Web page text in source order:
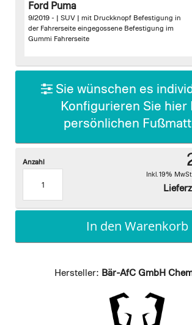
beginning
gallery
Ford Puma
9/2019 - | SUV | mit Druckknopf Befestigung in
der Fahrerseite eingegossene Befestigung im
Gummi Fahrerseite
Sie wünschen es
Konfigurieren Sie hier
persönlichen
Inkl. 19% MwSt.
Anzahl
In den Warenkorb
Hersteller: Bär-AfC GmbH